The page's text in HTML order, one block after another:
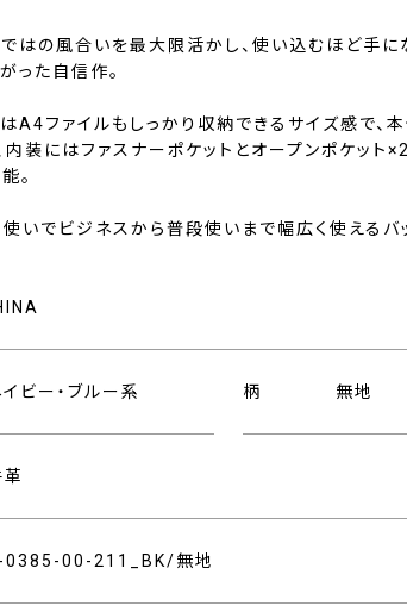
はの風合いを最大限活かし、使い込むほど手に
った自信作。
A4ファイルもしっかり収納できるサイズ感で、
内装にはファスナーポケットとオープンポケット
。
いでビジネスから普段使いまで幅広く使えるバ
イビー・ブルー系 柄 無地
革
0385-00-211_BK/無地